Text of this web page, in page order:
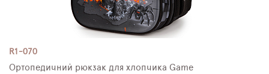
R1-070
Ортопедичний рюкзак для хлопчика Game